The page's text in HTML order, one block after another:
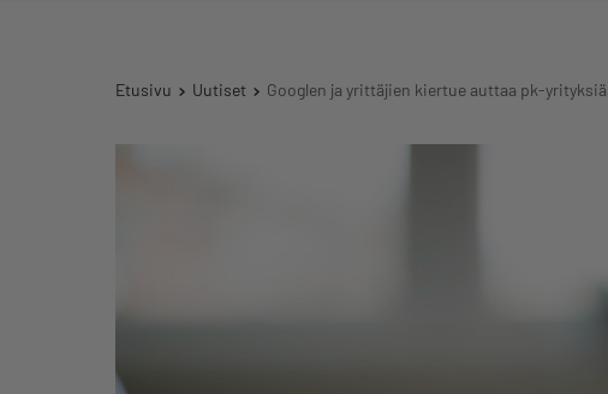
Etusivu Uutiset Googlen ja yrittäjien kiertue auttaa pk-